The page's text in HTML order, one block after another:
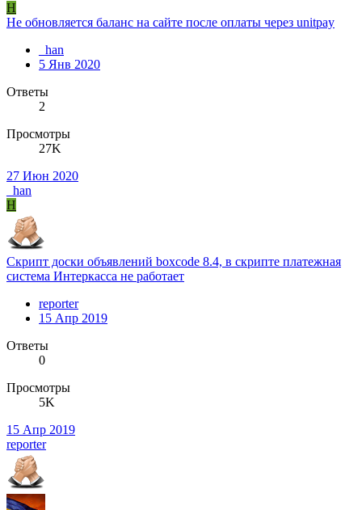
H
Не обновляется баланс на сайте после оплаты через unitpay
_han
5 Янв 2020
Ответы
2
Просмотры
27K
27 Июн 2020
_han
H
Скрипт доски объявлений boxcode 8.4, в скрипте платежная
система Интеркасса не работает
reporter
15 Апр 2019
Ответы
0
Просмотры
5K
15 Апр 2019
reporter